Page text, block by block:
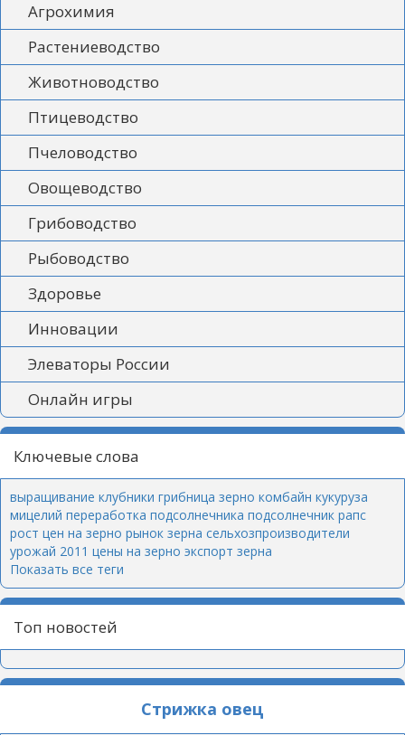
Агрохимия
Растениеводство
Животноводство
Птицеводство
Пчеловодство
Овощеводство
Грибоводство
Рыбоводство
Здоровье
Инновации
Элеваторы России
Онлайн игры
Ключевые слова
выращивание клубники грибница зерно комбайн кукуруза
мицелий переработка подсолнечника подсолнечник рапс
рост цен на зерно рынок зерна сельхозпроизводители
урожай 2011 цены на зерно экспорт зерна
Показать все теги
Топ новостей
Стрижка овец